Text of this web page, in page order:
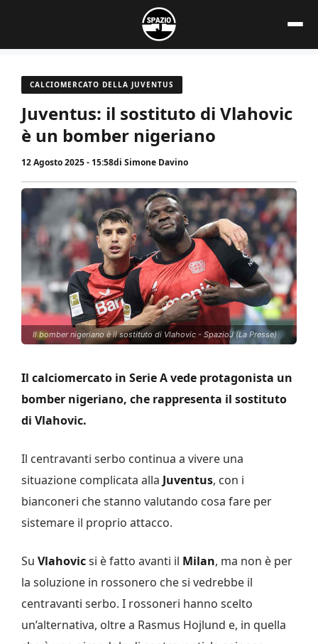
contenuto
CALCIOMERCATO DELLA JUVENTUS
Juventus: il sostituto di Vlahovic
è un bomber nigeriano
12 Agosto 2025 - 15:58di Simone Davino
Il bomber nigeriano è il sostituto di Vlahovic - SpazioJ (La Presse)
Il calciomercato in Serie A vede protagonista un
bomber nigeriano, che rappresenta il sostituto
di Vlahovic.
Il centravanti serbo continua a vivere una
situazione complicata alla Juventus, con i
bianconeri che stanno valutando cosa fare per
sistemare il proprio attacco.
Su Vlahovicsi è fatto avanti il Milan, ma non è per
la soluzione in rossonero che si vedrebbe il
centravanti serbo. I rossoneri hanno scelto
un’alternativa, oltre a Rasmus Hojlund e, in quella